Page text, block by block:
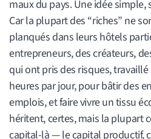
maux du pays. Une idée simple,
Car la plupart des “riches” ne
planqués dans leurs hôtels
entrepreneurs, des créateurs,
qui ont pris des risques,
heures par jour, pour bâtir des
emplois, et faire vivre un tissu
héritent, certes, mais la plupart
capital-là — le capital productif,